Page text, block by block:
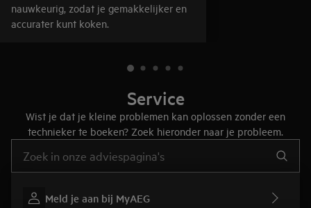
nauwkeurig, zodat je gemakkelijker en
accurater kunt koken.
Service
Wist je dat je kleine problemen kan oplossen zonder een
technieker te boeken? Zoek hieronder naar je probleem.
Meld je aan bij MyAEG